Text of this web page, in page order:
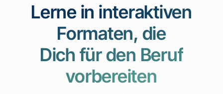
Lerne in interaktiven
Formaten, die
Dich für den Beruf
vorbereiten